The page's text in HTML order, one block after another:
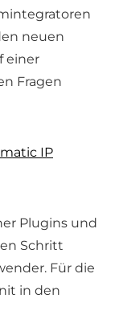
neuen
einer
Fragen
IP
Plugins und
Schritt
Für die
in den